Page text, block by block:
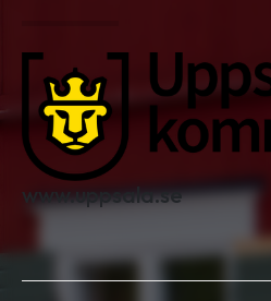
www.uppsala.se